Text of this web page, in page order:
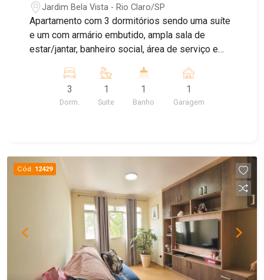
Claro/SP
Jardim Bela Vista - Rio Claro/SP
Apartamento com 3 dormitórios sendo uma suíte
e um com armário embutido, ampla sala de
estar/jantar, banheiro social, área de serviço e
dispensa comentários.
3
Dorm.
1
Suite
1
Banho
1
Garagem
Cód. 12429